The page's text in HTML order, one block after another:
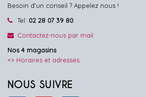
Besoin d'un conseil ? Appelez nous !
Tel: 02 28 07 39 80
Contactez-nous par mail
Nos 4 magasins
=> Horaires et adresses
NOUS SUIVRE